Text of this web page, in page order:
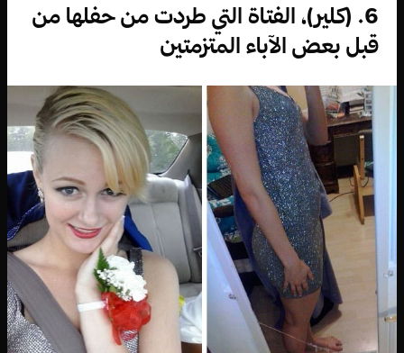
6. (كلير)، الفتاة التي طردت من حفلها من
قبل بعض الآباء المتزمتين